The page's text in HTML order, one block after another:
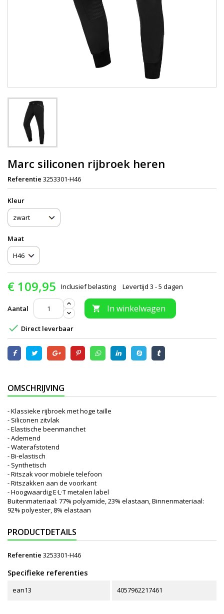
Marc siliconen rijbroek heren
Referentie 3253301-H46
Kleur
Maat
€ 109,95 Inclusief belasting Levertijd 3 - 5 dagen
Aantal  In winkelwagen
 Direct leverbaar
OMSCHRIJVING
- Klassieke rijbroek met hoge taille
- Siliconen zitvlak
- Elastische beenmanchet
- Ademend
- Waterafstotend
- Bi-elastisch
- Synthetisch
- Ritszak voor mobiele telefoon
- Ritszakken aan de voorkant
- Hoogwaardig E·L·T metalen label
Buitenmateriaal: 77% polyamide, 23% elastaan, Binnenmateriaal:
92% polyester, 8% elastaan
PRODUCTDETAILS
Referentie 3253301-H46
Specifieke referenties
ean13 4057962217461